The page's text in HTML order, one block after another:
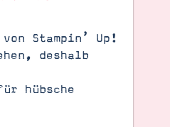
Stampin’ Up!
deshalb
hübsche